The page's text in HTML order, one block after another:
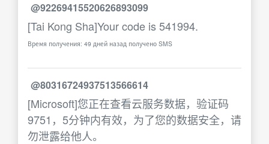
@92269415520626893099
[Tai Kong Sha]Your code is 541994.
Время получения: 49 дней назад получено SMS
@80316724937513566614
[Microsoft]您正在查看云服务数据，验证码
9751，5分钟内有效，为了您的数据安全，请
勿泄露给他人。